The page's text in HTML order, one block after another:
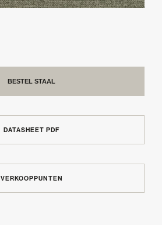
BESTEL STAAL
DATASHEET PDF
VERKOOPPUNTEN